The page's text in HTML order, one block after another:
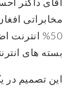
مخابراتی
50%
بسته های
این تصمیم در